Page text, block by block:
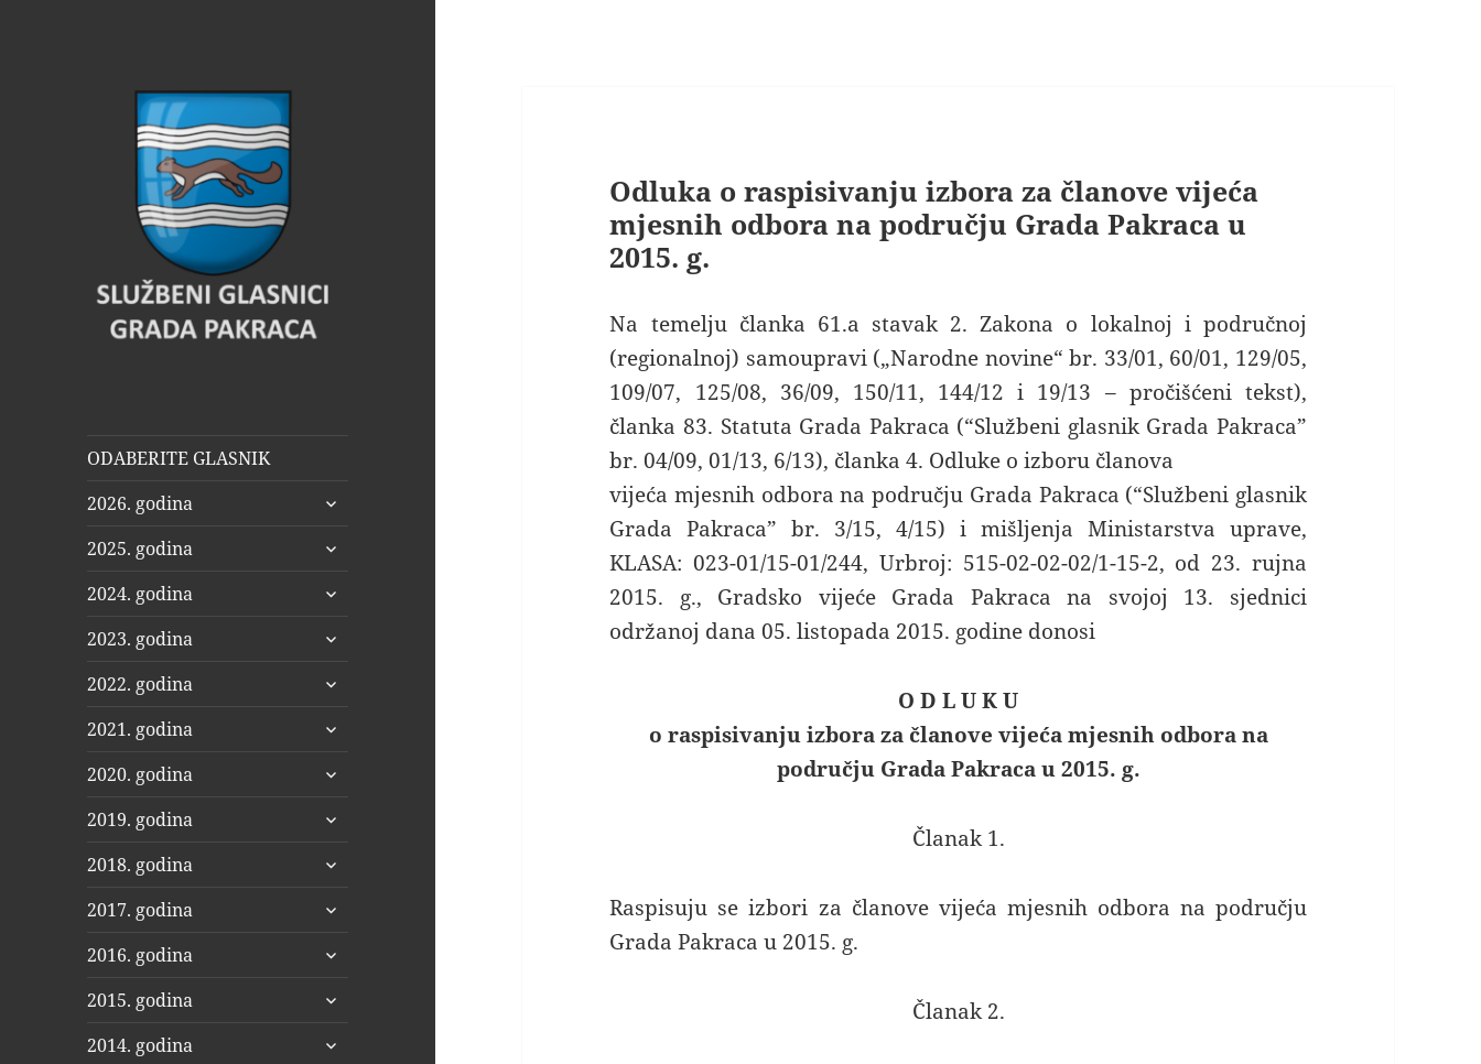
ODABERITE GLASNIK
2026. godina
proširi
2025. godina
proširi
2024. godina
proširi
2023. godina
proširi
2022. godina
proširi
2021. godina
proširi
2020. godina
proširi
2019. godina
proširi
2018. godina
proširi
2017. godina
proširi
2016. godina
proširi
2015. godina
proširi
2014. godina
proširi
Odluka o raspisivanju izbora za članove vijeća
mjesnih odbora na području Grada Pakraca u
2015. g.
Na temelju članka 61.a stavak 2. Zakona o lokalnoj i područnoj
(regionalnoj) samoupravi („Narodne novine“ br. 33/01, 60/01, 129/05,
109/07, 125/08, 36/09, 150/11, 144/12 i 19/13 – pročišćeni tekst),
članka 83. Statuta Grada Pakraca (“Službeni glasnik Grada Pakraca”
br. 04/09, 01/13, 6/13), članka 4. Odluke o izboru članova
vijeća mjesnih odbora na području Grada Pakraca (“Službeni glasnik
Grada Pakraca” br. 3/15, 4/15) i mišljenja Ministarstva uprave,
KLASA: 023-01/15-01/244, Urbroj: 515-02-02-02/1-15-2, od 23. rujna
2015. g., Gradsko vijeće Grada Pakraca na svojoj 13. sjednici
održanoj dana 05. listopada 2015. godine donosi
O D L U K U
o raspisivanju izbora za članove vijeća mjesnih odbora na
području Grada Pakraca u 2015. g.
Članak 1.
Raspisuju se izbori za članove vijeća mjesnih odbora na području
Grada Pakraca u 2015. g.
Članak 2.